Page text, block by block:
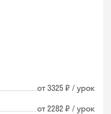
от 3325 ₽ / урок
от 2282 ₽ / урок